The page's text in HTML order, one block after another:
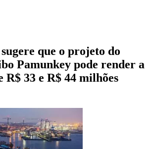
que o projeto do
Pamunkey pode render a
33 e R$ 44 milhões